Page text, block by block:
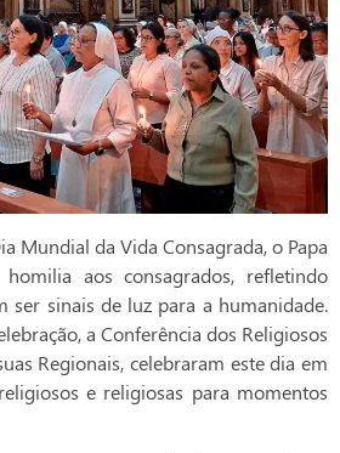
Mundial da Vida Consagrada, o Papa
aos consagrados, refletindo
ser sinais de luz para a humanidade.
a Conferência dos Religiosos
Regionais, celebraram este dia em
e religiosas para momentos